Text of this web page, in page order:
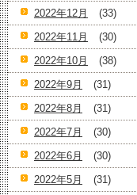
2022年12月
(33)
2022年11月
(30)
2022年10月
(38)
2022年9月
(31)
2022年8月
(31)
2022年7月
(30)
2022年6月
(30)
2022年5月
(31)